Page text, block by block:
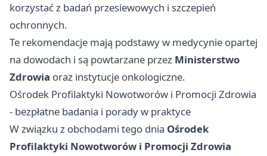
korzystać z badań przesiewowych i szczepień
ochronnych.
Te rekomendacje mają podstawy w medycynie opartej
na dowodach i są powtarzane przez Ministerstwo
Zdrowia oraz instytucje onkologiczne.
Ośrodek Profilaktyki Nowotworów i Promocji Zdrowia
- bezpłatne badania i porady w praktyce
W związku z obchodami tego dnia Ośrodek
Profilaktyki Nowotworów i Promocji Zdrowia